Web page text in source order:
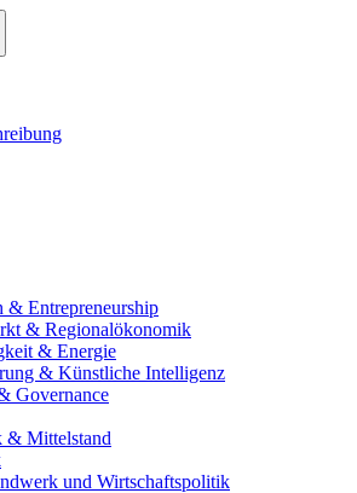
& Entrepreneurship
& Regionalökonomik
& Energie
& Künstliche Intelligenz
Governance
& Mittelstand
und Wirtschaftspolitik